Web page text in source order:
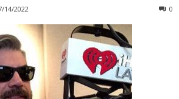
14/2022 0